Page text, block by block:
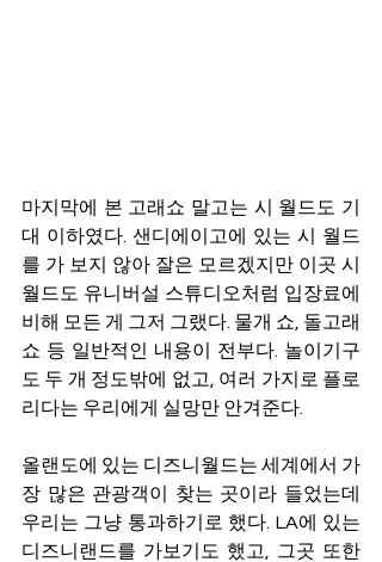
마지막에 본 고래쇼 말고는 시 월드도 기
대 이하였다. 샌디에이고에 있는 시 월드
를 가 보지 않아 잘은 모르겠지만 이곳 시
월드도 유니버설 스튜디오처럼 입장료에
비해 모든 게 그저 그랬다. 물개 쇼, 돌고래
쇼 등 일반적인 내용이 전부다. 놀이기구
도 두 개 정도밖에 없고, 여러 가지로 플로
리다는 우리에게 실망만 안겨준다.
올랜도에 있는 디즈니월드는 세계에서 가
장 많은 관광객이 찾는 곳이라 들었는데
우리는 그냥 통과하기로 했다. LA에 있는
디즈니랜드를 가보기도 했고, 그곳 또한